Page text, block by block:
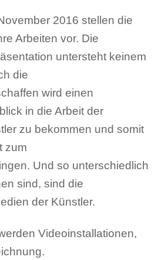
2016 stellen die
Arbeiten vor. Die
untersteht keinem
die
wird einen
in die Arbeit der
zu bekommen und somit
zum
Und so unterschiedlich
sind, sind die
der Künstler.
Videoinstallationen,